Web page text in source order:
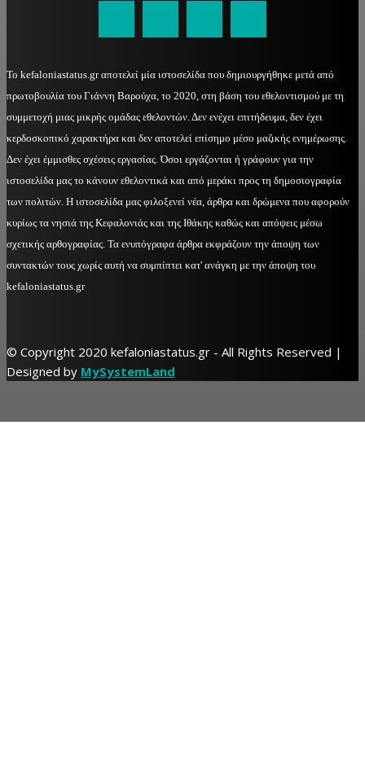
Το kefaloniastatus.gr αποτελεί μία ιστοσελίδα που δημιουργήθηκε μετά από
πρωτοβουλία του Γιάννη Βαρούχα, το 2020, στη βάση του εθελοντισμού με τη
συμμετοχή μιας μικρής ομάδας εθελοντών. Δεν ενέχει επιτήδευμα, δεν έχει
κερδοσκοπικό χαρακτήρα και δεν αποτελεί επίσημο μέσο μαζικής ενημέρωσης.
Δεν έχει έμμισθες σχέσεις εργασίας. Όσοι εργάζονται ή γράφουν για την
ιστοσελίδα μας το κάνουν εθελοντικά και από μεράκι προς τη δημοσιογραφία
των πολιτών. Η ιστοσελίδα μας φιλοξενεί νέα, άρθρα και δρώμενα που αφορούν
κυρίως τα νησιά της Κεφαλονιάς και της Ιθάκης καθώς και απόψεις μέσω
σχετικής αρθογραφίας. Τα ενυπόγραφα άρθρα εκφράζουν την άποψη των
συντακτών τους χωρίς αυτή να συμπίπτει κατ' ανάγκη με την άποψη του
kefaloniastatus.gr
© Copyright 2020 kefaloniastatus.gr - All Rights Reserved |
Designed by MySystemLand